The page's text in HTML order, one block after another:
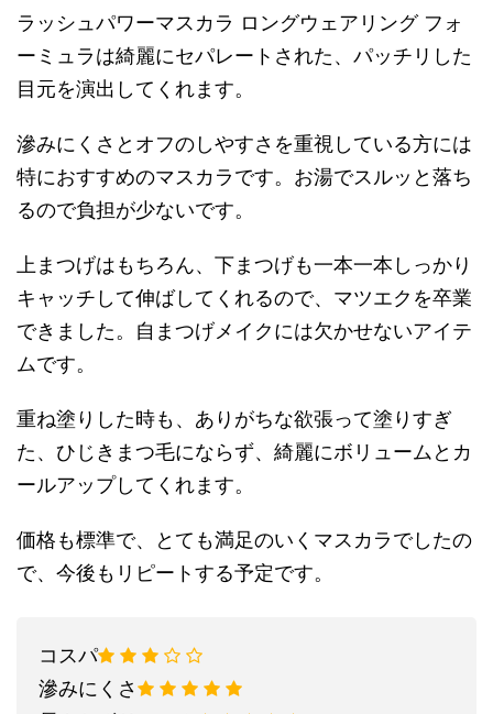
ラッシュパワーマスカラ ロングウェアリング フォ
ーミュラは綺麗にセパレートされた、パッチリした
目元を演出してくれます。
滲みにくさとオフのしやすさを重視している方には
特におすすめのマスカラです。お湯でスルッと落ち
るので負担が少ないです。
上まつげはもちろん、下まつげも一本一本しっかり
キャッチして伸ばしてくれるので、マツエクを卒業
できました。自まつげメイクには欠かせないアイテ
ムです。
重ね塗りした時も、ありがちな欲張って塗りすぎ
た、ひじきまつ毛にならず、綺麗にボリュームとカ
ールアップしてくれます。
価格も標準で、とても満足のいくマスカラでしたの
で、今後もリピートする予定です。
コスパ
滲みにくさ